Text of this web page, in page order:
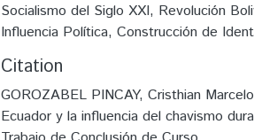
Socialismo del Siglo XXI, Revolución
Influencia Política, Construcción de
Citation
GOROZABEL PINCAY, Cristhian
Ecuador y la influencia del chavismo